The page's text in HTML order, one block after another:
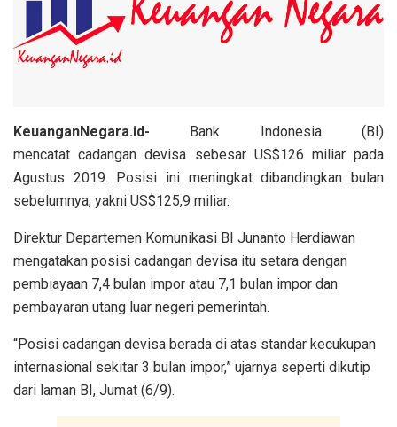
KeuanganNegara.id- Bank Indonesia (BI)
mencatat cadangan devisa sebesar US$126 miliar pada
Agustus 2019. Posisi ini meningkat dibandingkan bulan
sebelumnya, yakni US$125,9 miliar.
Direktur Departemen Komunikasi BI Junanto Herdiawan
mengatakan posisi cadangan devisa itu setara dengan
pembiayaan 7,4 bulan impor atau 7,1 bulan impor dan
pembayaran utang luar negeri pemerintah.
“Posisi cadangan devisa berada di atas standar kecukupan
internasional sekitar 3 bulan impor,” ujarnya seperti dikutip
dari laman BI, Jumat (6/9).